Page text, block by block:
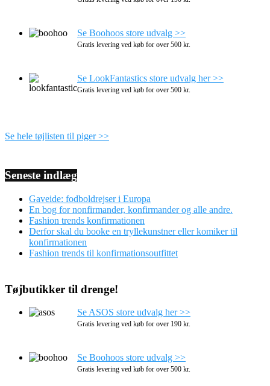
Se Boohoos store udvalg >>
Gratis levering ved køb for over 500 kr.
Se LookFantastics store udvalg her >>
Gratis levering ved køb for over 500 kr.
Se hele tøjlisten til piger >>
Seneste indlæg
Gaveide: fodboldrejser i Europa
En bog for nonfirmander, konfirmander og alle andre.
Fashion trends konfirmationen
Derfor skal du booke en tryllekunstner eller komiker til
konfirmationen
Fashion trends til konfirmationsoutfittet
Tøjbutikker til drenge!
Se ASOS store udvalg her >>
Gratis levering ved køb for over 190 kr.
Se Boohoos store udvalg >>
Gratis levering ved køb for over 500 kr.